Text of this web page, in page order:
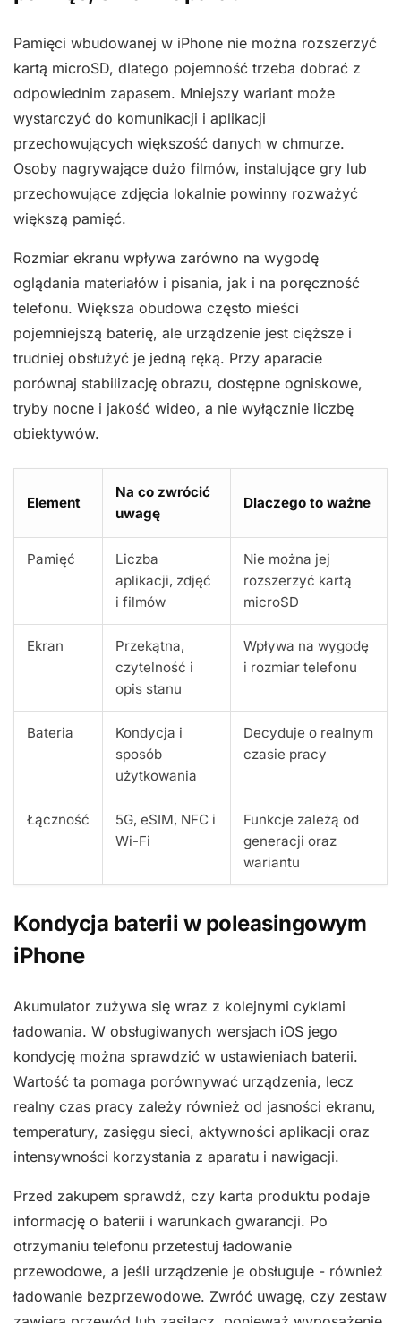
Pamięci wbudowanej w iPhone nie można rozszerzyć
kartą microSD, dlatego pojemność trzeba dobrać z
odpowiednim zapasem. Mniejszy wariant może
wystarczyć do komunikacji i aplikacji
przechowujących większość danych w chmurze.
Osoby nagrywające dużo filmów, instalujące gry lub
przechowujące zdjęcia lokalnie powinny rozważyć
większą pamięć.
Rozmiar ekranu wpływa zarówno na wygodę
oglądania materiałów i pisania, jak i na poręczność
telefonu. Większa obudowa często mieści
pojemniejszą baterię, ale urządzenie jest cięższe i
trudniej obsłużyć je jedną ręką. Przy aparacie
porównaj stabilizację obrazu, dostępne ogniskowe,
tryby nocne i jakość wideo, a nie wyłącznie liczbę
obiektywów.
Element
Na co zwrócić
uwagę
Dlaczego to ważne
Pamięć
Liczba
aplikacji, zdjęć
i filmów
Nie można jej
rozszerzyć kartą
microSD
Ekran
Przekątna,
czytelność i
opis stanu
Wpływa na wygodę
i rozmiar telefonu
Bateria
Kondycja i
sposób
użytkowania
Decyduje o realnym
czasie pracy
Łączność
5G, eSIM, NFC i
Wi-Fi
Funkcje zależą od
generacji oraz
wariantu
Kondycja baterii w poleasingowym
iPhone
Akumulator zużywa się wraz z kolejnymi cyklami
ładowania. W obsługiwanych wersjach iOS jego
kondycję można sprawdzić w ustawieniach baterii.
Wartość ta pomaga porównywać urządzenia, lecz
realny czas pracy zależy również od jasności ekranu,
temperatury, zasięgu sieci, aktywności aplikacji oraz
intensywności korzystania z aparatu i nawigacji.
Przed zakupem sprawdź, czy karta produktu podaje
informację o baterii i warunkach gwarancji. Po
otrzymaniu telefonu przetestuj ładowanie
przewodowe, a jeśli urządzenie je obsługuje - również
ładowanie bezprzewodowe. Zwróć uwagę, czy zestaw